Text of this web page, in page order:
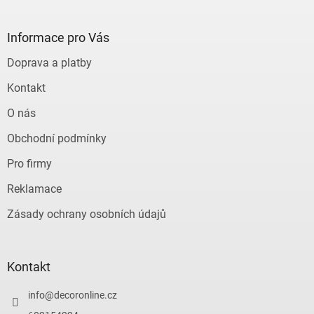
Informace pro Vás
Doprava a platby
Kontakt
O nás
Obchodní podmínky
Pro firmy
Reklamace
Zásady ochrany osobních údajů
Kontakt
info@decoronline.cz